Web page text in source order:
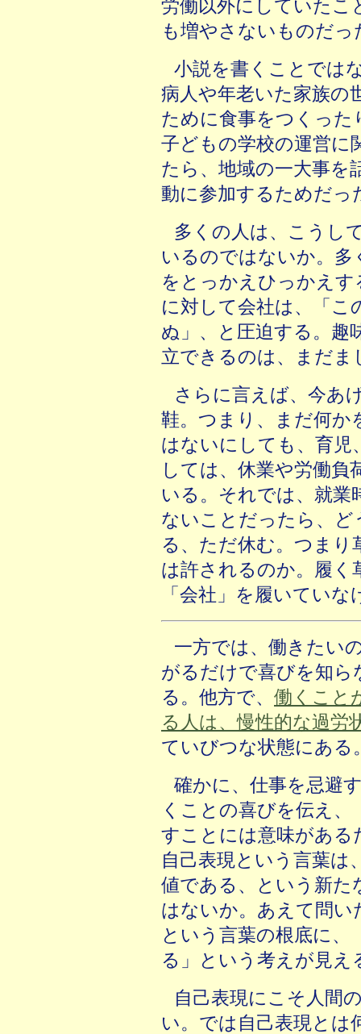
労働以外にしていたこ
も増やさないものだ
小説を書くことでは
病人や年老いた家族の
ために食事をつくっ
子どもの学校の運営に
たら、地域の一大事を
動に参加するためだっ
多くの人は、こうし
いるのではないか。多
をとっかえひっかえ
に対して会社は、「こ
ぬ」、と圧迫する。趣
立できるのは、まだ
さらに言えば、今あ
鞋。つまり、まだ何か
はないにしても、育児
しては、休業や労働負
いる。それでは、就業
ないことだったら、
る、ただ休む。つまり
は許されるのか。履く
「会社」を履いてい
一方では、働きたい
がるだけで喜びを知ら
る。他方で、 働くこと
る人は、慢性的な過労
ていびつな状態にある
確かに、仕事を忌避
くことの喜びを伝え
すことには意味がある
自己表現という言葉は
値である、という新た
はないか。あえて問い
という言葉の根底に
る」という考えが見え
自己表現にこそ人間
い。では自己表現とは